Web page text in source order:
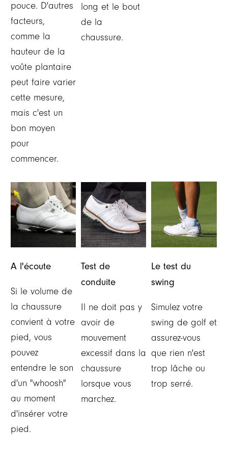
pouce. D'autres
facteurs,
comme la
hauteur de la
voûte plantaire
peut faire varier
cette mesure,
mais c'est un
bon moyen
pour
commencer.
long et le bout
de la
chaussure.
A l'écoute
Si le volume de
la chaussure
convient à votre
pied, vous
pouvez
entendre le son
d'un "whoosh"
au moment
d'insérer votre
pied.
Test de
conduite
Il ne doit pas y
avoir de
mouvement
excessif dans la
chaussure
lorsque vous
marchez.
Le test du
swing
Simulez votre
swing de golf et
assurez-vous
que rien n'est
trop lâche ou
trop serré.